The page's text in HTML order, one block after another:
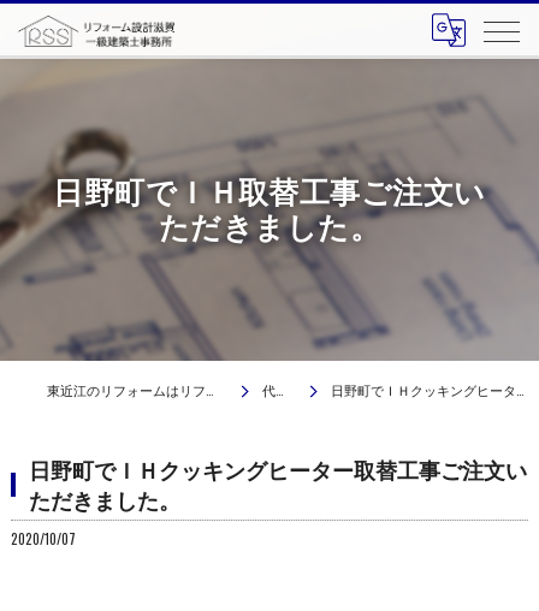
日野町でＩＨ取替工事ご注文い
ただきました。
代表ブログ 日野町でＩＨクッキングヒーター取替工事ご注文いただきました。
日野町でＩＨクッキングヒーター取替工事ご注文い
ただきました。
2020/10/07